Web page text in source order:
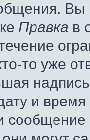
Вы
Правка в
то уже
и